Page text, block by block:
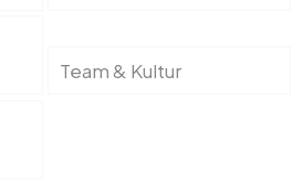
Team & Kultur